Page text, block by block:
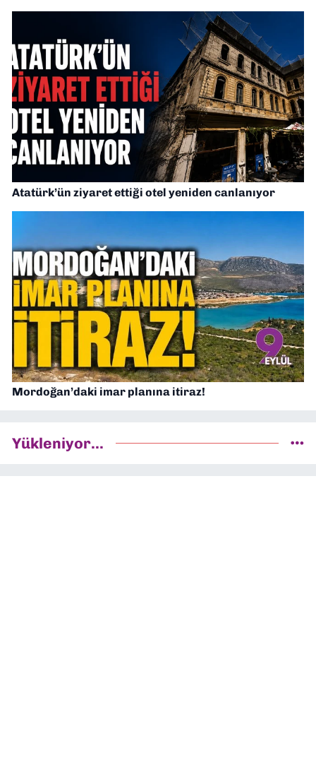
Atatürk’ün ziyaret ettiği otel yeniden canlanıyor
Mordoğan’daki imar planına itiraz!
Yükleniyor...